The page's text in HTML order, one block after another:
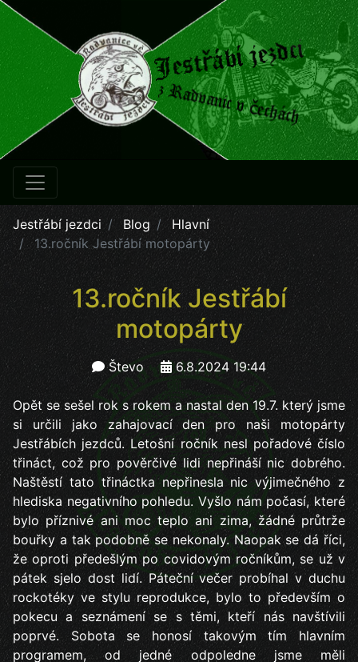
Jestřábí jezdci Blog
Hlavní
13.ročník Jestřábí motopárty
13.ročník Jestřábí
motopárty
Števo 6.8.2024 19:44
Opět se sešel rok s rokem a nastal den 19.7. který jsme
si určili jako zahajovací den pro naši motopárty
Jestřábích jezdců. Letošní ročník nesl pořadové číslo
třináct, což pro pověrčivé lidi nepřináší nic dobrého.
Naštěstí tato třináctka nepřinesla nic výjimečného z
hlediska negativního pohledu. Vyšlo nám počasí, které
bylo příznivé ani moc teplo ani zima, žádné průtrže
bouřky a tak podobně se nekonaly. Naopak se dá říci,
že oproti předešlým po covidovým ročníkům, se už v
pátek sjelo dost lidí. Páteční večer probíhal v duchu
rockotéky ve stylu reprodukce, bylo to především o
pokecu a seznámení se s těmi, kteří nás navštívili
poprvé. Sobota se honosí takovým tím hlavním
programem, od jedné odpoledne jsme měli